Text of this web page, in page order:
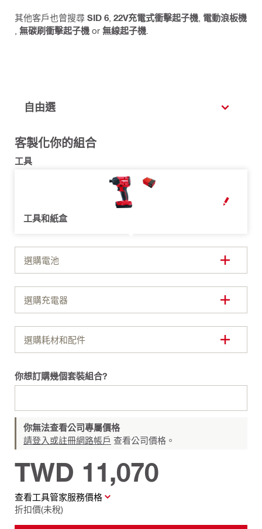
其他客戶也曾搜尋 SID 6 22V充電式衝擊起子機 電動浪板機
無碳刷衝擊起子機 or 無線起子機
自由選
客製化你的組合
工具
工具和紙盒
OPEN MODAL
選購電池
選購充電器
選購耗材和配件
你想訂購幾個套裝組合?
你無法查看公司專屬價格
請登入或註冊網路帳戶 查看公司價格。
查看工具管家服務價格
折扣價(未稅)
TWD 11,070